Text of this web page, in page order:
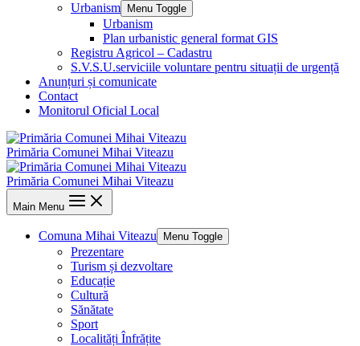
Urbanism
Menu Toggle
Urbanism
Plan urbanistic general format GIS
Registru Agricol – Cadastru
S.V.S.U.serviciile voluntare pentru situații de urgență
Anunțuri și comunicate
Contact
Monitorul Oficial Local
Primăria Comunei Mihai Viteazu
Primăria Comunei Mihai Viteazu
Main Menu
Comuna Mihai Viteazu Menu Toggle
Prezentare
Turism și dezvoltare
Educație
Cultură
Sănătate
Sport
Localități Înfrățite